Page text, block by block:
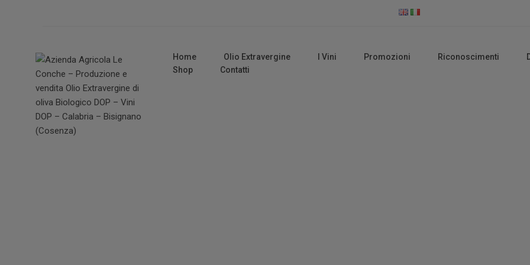
Home Olio Extravergine I Vini Promozioni Riconoscimenti
Shop
Contatti